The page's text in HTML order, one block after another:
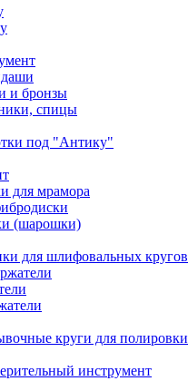
и бронзы
спицы
под "Антику"
для мрамора
(шарошки)
для шлифовальных кругов
круги для полировки
инструмент